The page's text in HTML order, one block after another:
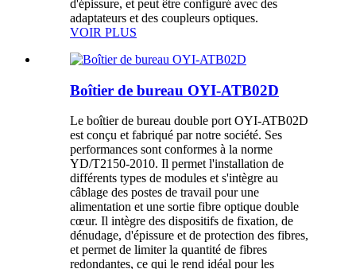
d'épissure, et peut être configuré avec des
adaptateurs et des coupleurs optiques.
VOIR PLUS
Boîtier de bureau OYI-ATB02D
Le boîtier de bureau double port OYI-ATB02D
est conçu et fabriqué par notre société. Ses
performances sont conformes à la norme
YD/T2150-2010. Il permet l'installation de
différents types de modules et s'intègre au
câblage des postes de travail pour une
alimentation et une sortie fibre optique double
cœur. Il intègre des dispositifs de fixation, de
dénudage, d'épissure et de protection des fibres,
et permet de limiter la quantité de fibres
redondantes, ce qui le rend idéal pour les